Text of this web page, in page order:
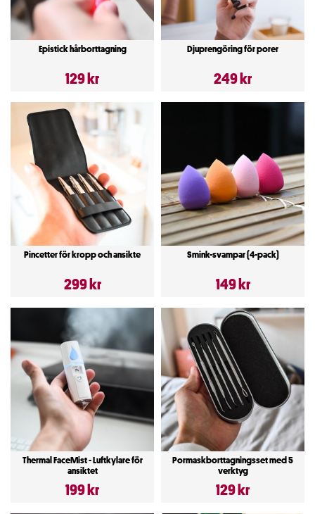
Epistick hårborttagning
129 kr
Djuprengöring för porer
249 kr
Pincetter för kropp och ansikte
299 kr
Smink-svampar (4-pack)
149 kr
Thermal FaceMist - Luftkylare för
ansiktet
199 kr
Pormaskborttagningsset med 5
verktyg
129 kr